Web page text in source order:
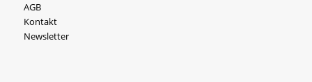
AGB
Kontakt
Newsletter